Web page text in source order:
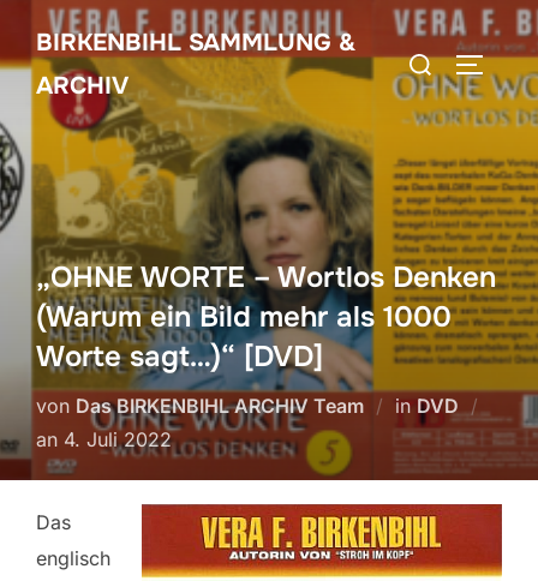
Inhalt
springen
BIRKENBIHL SAMMLUNG &
ARCHIV
Suchen
nach:
„OHNE WORTE – Wortlos Denken
(Warum ein Bild mehr als 1000
Worte sagt…)“ [DVD]
von Das BIRKENBIHL ARCHIV Team in DVD
an Veröffentlicht
am
4. Juli 2022
Das
englisch